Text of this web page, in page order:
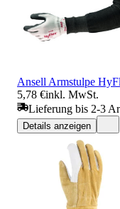
Ansell Armstulpe
5,78 €inkl. MwSt.
Lieferung bis 2-3
Details anzeigen